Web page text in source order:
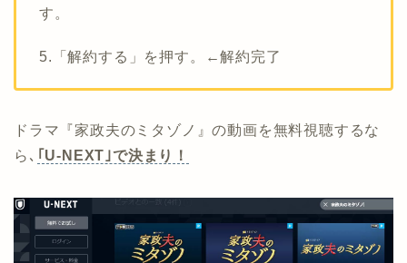
す。
5.「解約する」を押す。←解約完了
ドラマ『家政夫のミタゾノ』の動画を無料視聴するな
ら､ ｢U-NEXT｣で決まり！